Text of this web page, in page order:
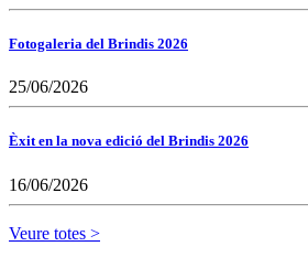
Fotogaleria del Brindis 2026
25/06/2026
Èxit en la nova edició del Brindis 2026
16/06/2026
Veure totes >